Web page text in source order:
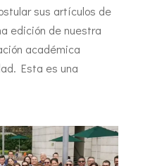
sus artículos de
edición de nuestra
académica
Esta es una